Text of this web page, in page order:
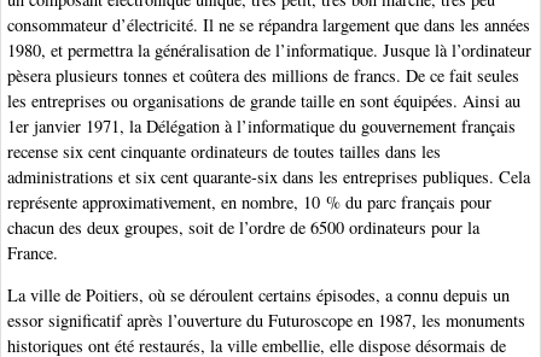
consommateur d’électricité. Il ne se répandra largement que dans les années
1980, et permettra la généralisation de l’informatique. Jusque là l’ordinateur
pèsera plusieurs tonnes et coûtera des millions de francs. De ce fait seules
les entreprises ou organisations de grande taille en sont équipées. Ainsi au
1er janvier 1971, la Délégation à l’informatique du gouvernement français
recense six cent cinquante ordinateurs de toutes tailles dans les
administrations et six cent quarante-six dans les entreprises publiques. Cela
représente approximativement, en nombre, 10 % du parc français pour
chacun des deux groupes, soit de l’ordre de 6500 ordinateurs pour la
France.
La ville de Poitiers, où se déroulent certains épisodes, a connu depuis un
essor significatif après l’ouverture du Futuroscope en 1987, les monuments
historiques ont été restaurés, la ville embellie, elle dispose désormais de